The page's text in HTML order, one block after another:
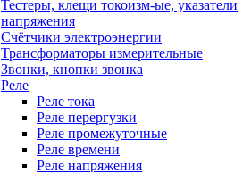
Тестеры, клещи токоизм-ые, указатели
напряжения
Счётчики электроэнергии
Трансформаторы измерительные
Звонки, кнопки звонка
Реле
Реле тока
Реле перергузки
Реле промежуточные
Реле времени
Реле напряжения